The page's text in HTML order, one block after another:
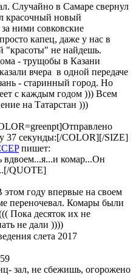
Случайно в Самаре свернул
красочный новый
ними совковские
капец, даже у нас в
"красоты" не найдешь.
- трущобы в Казани
вчера в одной передаче
- старинный город. Но
с каждым годом ))) Всем
на Татарстан )))
37 секунды:[/COLOR][/SIZE]
пишет:
вдвоем...я...и комар...Он
QUOTE]
этом году впервые на своем
переночевал. Комары были
Пока десяток их не
не дали ))))
слета 2017
зал, не сбежишь, огорожено